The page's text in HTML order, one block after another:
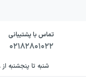
تماس با پشتیبانی
۰۲۱۸۲۸۰۱۰۲۲
شنبه تا پنجشنبه از ۸ صبح تا ۱۸ عصر بجز روزهای تعطیل